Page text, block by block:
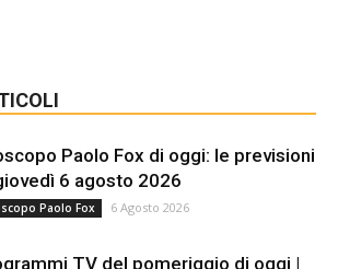
Paolo Fox di oggi: le previsioni
6 agosto 2026
Paolo Fox 6 Agosto 2026
TV del pomeriggio di oggi |